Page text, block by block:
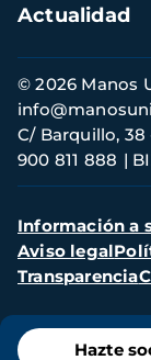
Menú
Hazte
Actualidad
Información
de
contacto
© 2026 Manos
C/ Barquillo, 38
900 811 888
Menú
secundario
Información a
Aviso legal
Transparencia